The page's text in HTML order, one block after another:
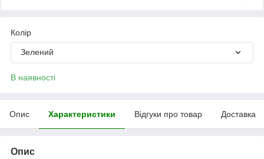
Колір
Зелений
В наявності
Опис Характеристики Відгуки про товар Доставка
Опис